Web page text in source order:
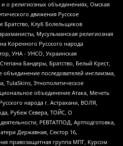
и о религиозных объединениях, Омская
движения Русское
Братство, Клуб Болельщиков
Мусульманская религиозная
Коренного Русского народа
УНА - УНСО, Украинская
Бандеры, Братство, Белый Крест,
последователей инглиизма,
TulaSkins, Этнополитическое
объединение Атака, Мечеть
народа г. Астрахани, ВОЛЯ,
Рубеж Севера, ТОЙС, О
РЕВТАТПОД, Артподготовка,
Державная, Сектор 16,
правозащитная группа МПГ, Курсом